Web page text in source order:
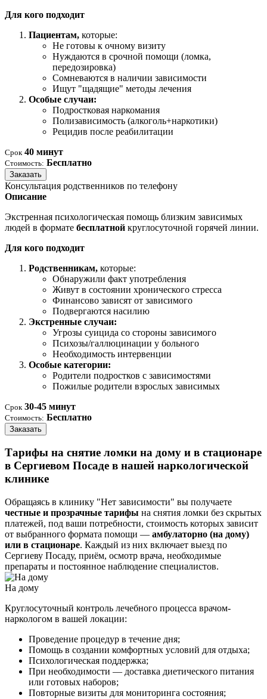
Для кого подходит
Пациентам, которые:
Не готовы к очному визиту
Нуждаются в срочной помощи (ломка,
передозировка)
Сомневаются в наличии зависимости
Ищут "щадящие" методы лечения
Особые случаи:
Подростковая наркомания
Полизависимость (алкоголь+наркотики)
Рецидив после реабилитации
Срок 40 минут
Стоимость: Бесплатно
Заказать
Консультация родственников по телефону
Описание
Экстренная психологическая помощь близким зависимых
людей в формате бесплатной круглосуточной горячей линии.
Для кого подходит
Родственникам, которые:
Обнаружили факт употребления
Живут в состоянии хронического стресса
Финансово зависят от зависимого
Подвергаются насилию
Экстренные случаи:
Угрозы суицида со стороны зависимого
Психозы/галлюцинации у больного
Необходимость интервенции
Особые категории:
Родители подростков с зависимостями
Пожилые родители взрослых зависимых
Срок 30-45 минут
Стоимость: Бесплатно
Заказать
Тарифы на снятие ломки на дому и в стационаре
в Сергиевом Посаде в нашей наркологической
клинике
Обращаясь в клинику "Нет зависимости" вы получаете
честные и прозрачные тарифы на снятия ломки без скрытых
платежей, под ваши потребности, стоимость которых зависит
от выбранного формата помощи — амбулаторно (на дому)
или в стационаре. Каждый из них включает выезд по
Сергиеву Посаду, приём, осмотр врача, необходимые
препараты и постоянное наблюдение специалистов.
На дому
Круглосуточный контроль лечебного процесса врачом-
наркологом в вашей локации:
Проведение процедур в течение дня;
Помощь в создании комфортных условий для отдыха;
Психологическая поддержка;
При необходимости — доставка диетического питания
или готовых наборов;
Повторные визиты для мониторинга состояния;